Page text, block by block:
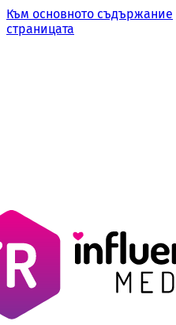
Към основното съдържание
страницата